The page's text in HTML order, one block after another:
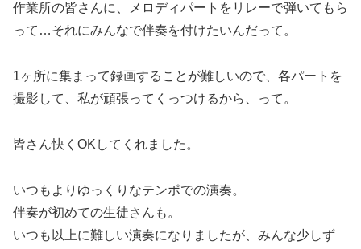
作業所の皆さんに、メロディパートをリレーで弾いてもら
って…それにみんなで伴奏を付けたいんだって。
1ヶ所に集まって録画することが難しいので、各パートを
撮影して、私が頑張ってくっつけるから、って。
皆さん快くOKしてくれました。
いつもよりゆっくりなテンポでの演奏。
伴奏が初めての生徒さんも。
いつも以上に難しい演奏になりましたが、みんな少しず